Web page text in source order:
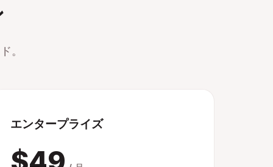
。
エンタープライズ